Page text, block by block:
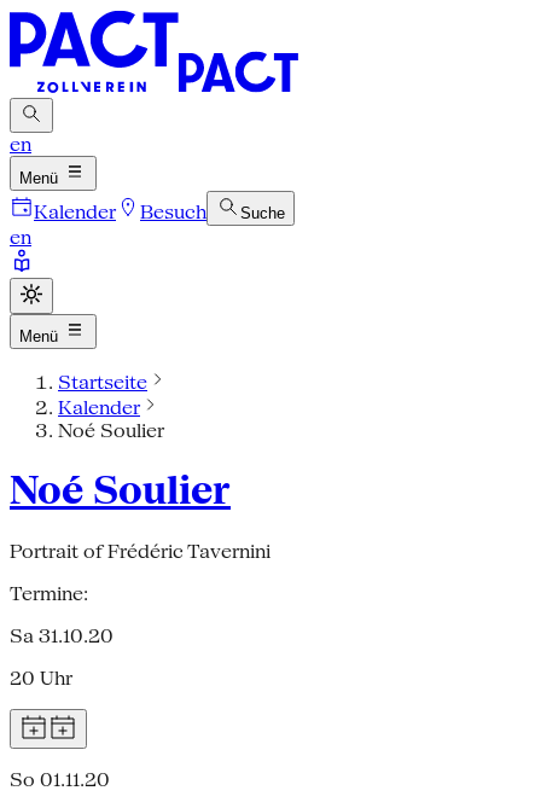
en
Menü
Kalender Besuch Suche
en
Menü
Startseite
Kalender
Noé Soulier
Noé Soulier
Portrait of Frédéric Tavernini
Termine:
Sa 31.10.20
20 Uhr
So 01.11.20